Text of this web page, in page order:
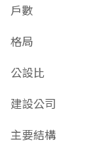
戶數
格局
公設比
建設公司
主要結構